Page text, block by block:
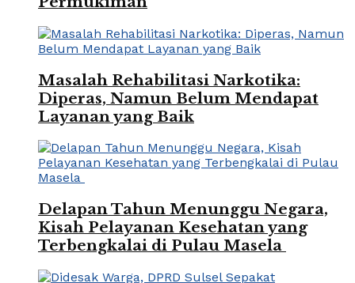
Masalah Rehabilitasi Narkotika:
Diperas, Namun Belum Mendapat
Layanan yang Baik
Delapan Tahun Menunggu Negara,
Kisah Pelayanan Kesehatan yang
Terbengkalai di Pulau Masela